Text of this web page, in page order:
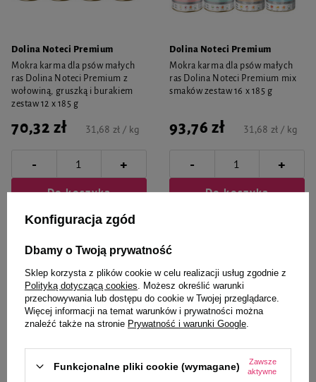
Dolina Noteci Premium
Mokra karma dla psów małych
ras Dolina Noteci Premium z
wołowiną, gruszką i burakiem
zestaw 12 x 185 g
70,32 zł 31,68 zł / kg
- +
Do koszyka
Dolina Noteci Premium
Mokra karma dla psów małych
ras Dolina Noteci Premium mix
smaków zestaw 16 x 185 g
93,76 zł 31,68 zł / kg
- +
Do koszyka
Konfiguracja zgód
Dbamy o Twoją prywatność
Sklep korzysta z plików cookie w celu realizacji usług zgodnie z
Polityką dotyczącą cookies . Możesz określić warunki
przechowywania lub dostępu do cookie w Twojej przeglądarce.
Więcej informacji na temat warunków i prywatności można
znaleźć także na stronie Prywatność i warunki Google
Funkcjonalne pliki cookie (wymagane)
Zawsze
aktywne